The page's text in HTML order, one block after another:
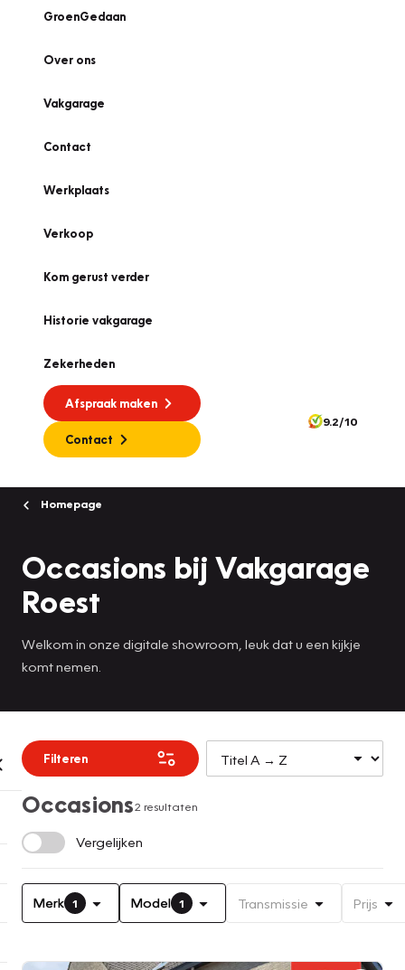
GroenGedaan
Over ons
Vakgarage
Contact
Werkplaats
Verkoop
Kom gerust verder
Historie vakgarage
Zekerheden
Afspraak maken
Contact
9.2/10
Homepage
Occasions bij Vakgarage
Roest
Welkom in onze digitale showroom, leuk dat u een kijkje
komt nemen.
Filteren
Occasions2 resultaten
Vergelijken
Merk 1 Model 1 Transmissie Prijs